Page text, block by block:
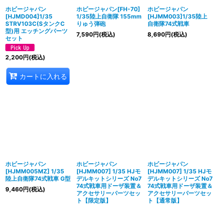
絞り込む
ホビージャパン
[HJMD004]1/35
STRV103C(SタンクC
型)用 エッチングパーツ
セット
2,200円(税込)
カートに入れる
ホビージャパン[FH-70]
1/35陸上自衛隊 155mm
りゅう弾砲
7,590円(税込)
ホビージャパン
[HJMM003]1/35陸上
自衛隊74式戦車
8,690円(税込)
ホビージャパン
[HJMM005MZ] 1/35
陸上自衛隊74式戦車 G型
9,460円(税込)
ホビージャパン
[HJMM007] 1/35 HJモ
デルキットシリーズ No7
74式戦車用ドーザ装置＆
アクセサリーパーツセッ
ト【限定版】
ホビージャパン
[HJMM007] 1/35 HJモ
デルキットシリーズ No7
74式戦車用ドーザ装置＆
アクセサリーパーツセッ
ト【通常版】